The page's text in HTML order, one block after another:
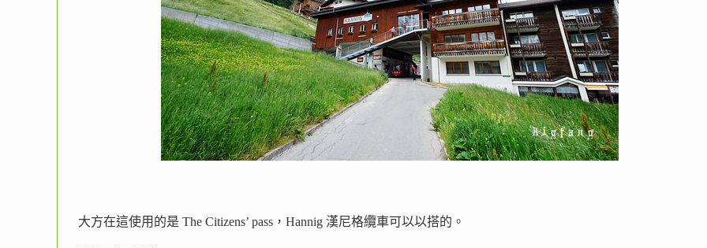
大方在這使用的是 The Citizens’ pass，Hannig 漢尼格纜車可以以搭的。